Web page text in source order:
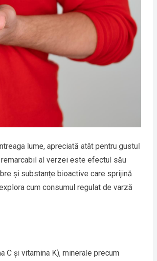
lume, apreciată atât pentru gustul
al verzei este efectul său
și substanțe bioactive care sprijină
cum consumul regulat de varză
C și vitamina K), minerale precum